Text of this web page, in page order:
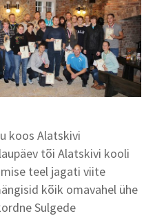
koos Alatskivi
tõi Alatskivi kooli
teel jagati viite
kõik omavahel ühe
Sulgede